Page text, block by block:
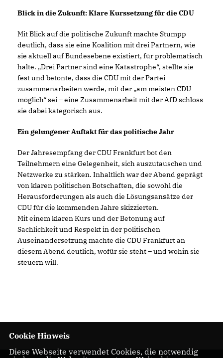
Blick in die Zukunft: Klare Kurssetzung für die CDU
Mit Blick auf die politische Zukunft machte Stumpp
deutlich, dass sie eine Koalition mit drei Partnern, wie
sie aktuell auf Bundesebene existiert, für problematisch
halte. „Drei Partner sind eine Katastrophe“, stellte sie
fest und betonte, dass die CDU mit der Partei
zusammenarbeiten werde, mit der „am meisten CDU
möglich“ sei – eine Zusammenarbeit mit der AfD schloss
sie dabei kategorisch aus.
Ein gelungener Auftakt für das politische Jahr
Der Jahresempfang der CDU Frankfurt bot den
Teilnehmern eine Gelegenheit, sich auszutauschen und
Netzwerke zu stärken. Inhaltlich war der Abend geprägt
von klaren politischen Botschaften, die sowohl die
Herausforderungen als auch die Lösungsansätze der
CDU für die kommenden Jahre skizzierten.
Mit einem klaren Kurs und der Betonung auf
Sachlichkeit und Respekt in der politischen
Auseinandersetzung machte die CDU Frankfurt an
diesem Abend deutlich, wofür sie steht – und wohin sie
steuern will.
Cookie Hinweis
Diese Webseite verwendet Cookies, die notwendig